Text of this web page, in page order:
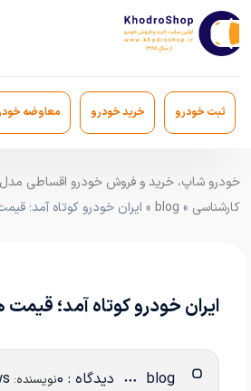
ثبت خودرو خرید خودرو معاوضه
کارشناسی »
blog » ایران خودرو کوتاه آمد؛
ایران خودرو کوتاه آمد؛ قیمت
دیدگاه : 0 نویسنده: